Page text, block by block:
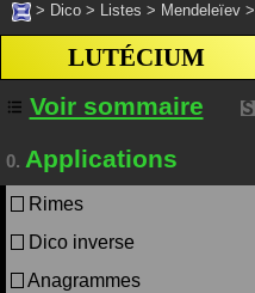
> Dico > Listes > Mendeleïev >
LUTÉCIUM
Voir sommaire
0. Applications
Rimes
Dico inverse
Anagrammes